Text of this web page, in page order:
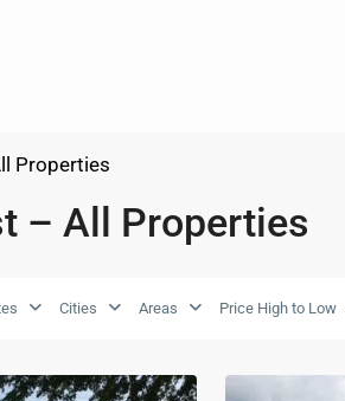
Properties
– All Properties
Cities Areas Price High to Low
ปากน้ำ
ปราณ